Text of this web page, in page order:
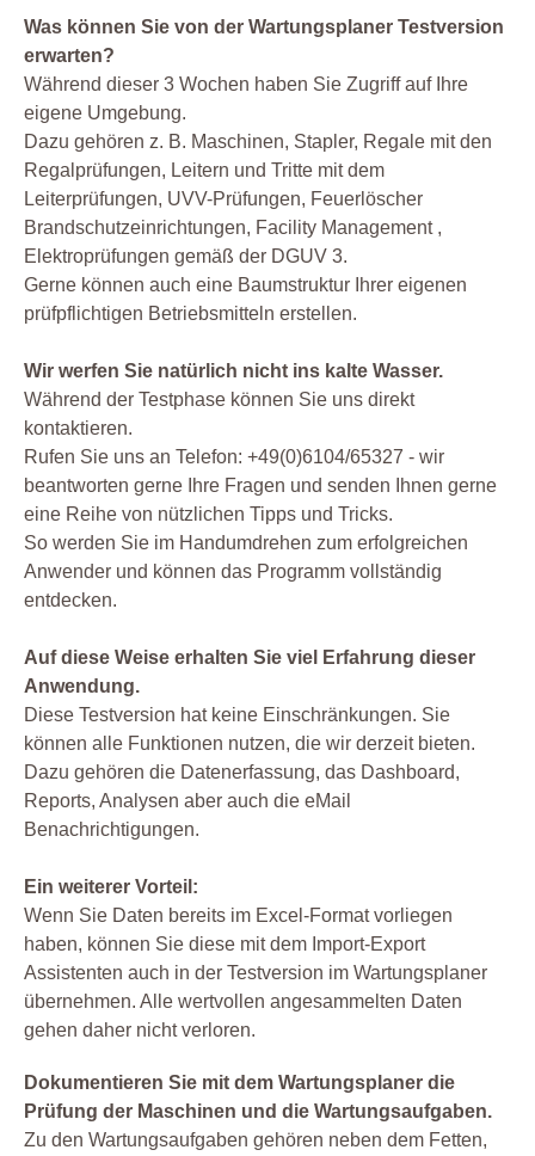
Was können Sie von der Wartungsplaner Testversion
erwarten?
Während dieser 3 Wochen haben Sie Zugriff auf Ihre
eigene Umgebung.
Dazu gehören z. B. Maschinen, Stapler, Regale mit den
Regalprüfungen, Leitern und Tritte mit dem
Leiterprüfungen, UVV-Prüfungen, Feuerlöscher
Brandschutzeinrichtungen, Facility Management ,
Elektroprüfungen gemäß der DGUV 3.
Gerne können auch eine Baumstruktur Ihrer eigenen
prüfpflichtigen Betriebsmitteln erstellen.
Wir werfen Sie natürlich nicht ins kalte Wasser.
Während der Testphase können Sie uns direkt
kontaktieren.
Rufen Sie uns an Telefon: +49(0)6104/65327 - wir
beantworten gerne Ihre Fragen und senden Ihnen gerne
eine Reihe von nützlichen Tipps und Tricks.
So werden Sie im Handumdrehen zum erfolgreichen
Anwender und können das Programm vollständig
entdecken.
Auf diese Weise erhalten Sie viel Erfahrung dieser
Anwendung.
Diese Testversion hat keine Einschränkungen. Sie
können alle Funktionen nutzen, die wir derzeit bieten.
Dazu gehören die Datenerfassung, das Dashboard,
Reports, Analysen aber auch die eMail
Benachrichtigungen.
Ein weiterer Vorteil:
Wenn Sie Daten bereits im Excel-Format vorliegen
haben, können Sie diese mit dem Import-Export
Assistenten auch in der Testversion im Wartungsplaner
übernehmen. Alle wertvollen angesammelten Daten
gehen daher nicht verloren.
Dokumentieren Sie mit dem Wartungsplaner die
Prüfung der Maschinen und die Wartungsaufgaben.
Zu den Wartungsaufgaben gehören neben dem Fetten,